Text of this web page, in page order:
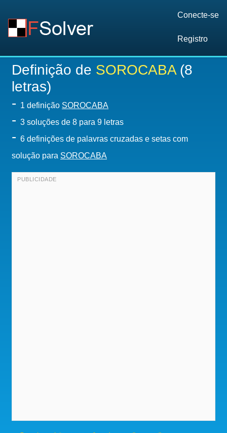
Conecte-se
Registro
Definição de SOROCABA(8
letras)
- 1 definição SOROCABA
- 3 soluções de 8 para 9 letras
- 6 definições de palavras cruzadas e setas com
solução para SOROCABA